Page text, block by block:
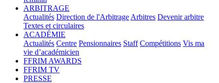
ARBITRAGE
Actualités Direction de l'Arbitrage Arbitres Devenir arbitre
Textes et circulaires
ACADÉMIE
Actualités Centre Pensionnaires Staff Compétitions Vis ma
vie d’académicien
FFRIM AWARDS
FFRIM TV
PRESSE